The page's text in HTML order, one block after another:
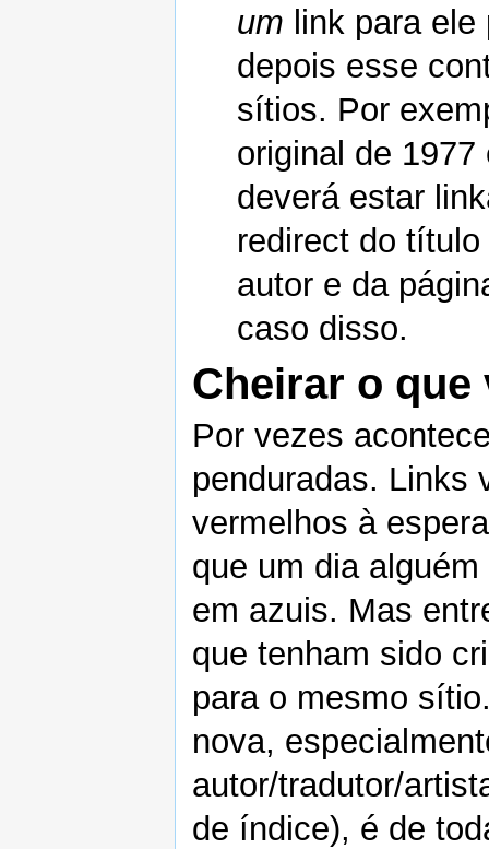
um link para
depois esse
sítios. Por
original de
deverá estar
redirect do
autor e da
caso disso.
Cheirar o
Por vezes
penduradas. Links
vermelhos à
que um dia
em azuis. Mas
que tenham sido
para o mesmo
nova,
autor/tradutor/
de índice), é de